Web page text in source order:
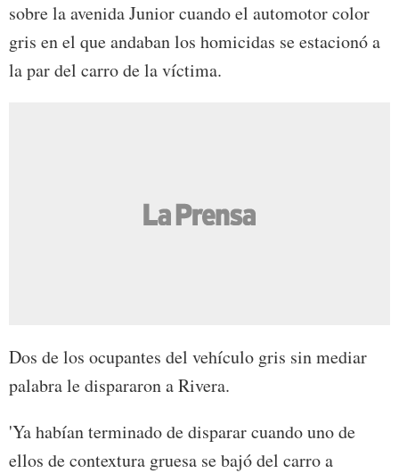
sobre la avenida Junior cuando el automotor color
gris en el que andaban los homicidas se estacionó a
la par del carro de la víctima.
Dos de los ocupantes del vehículo gris sin mediar
palabra le dispararon a Rivera.
'Ya habían terminado de disparar cuando uno de
ellos de contextura gruesa se bajó del carro a